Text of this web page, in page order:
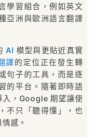
學習組合，例如英文
亞洲與歐洲語言翻譯
AI 模型與更貼近真實
譯的定位正在發生轉
句子的工具，而是逐
的平台。隨著即時語
入，Google 期望讓使
不只「聽得懂」，也
感。